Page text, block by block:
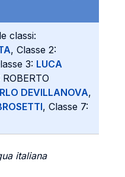
classi:
, Classe 2:
3: LUCA
DEVILLANOVA,
, Classe 7:
italiana